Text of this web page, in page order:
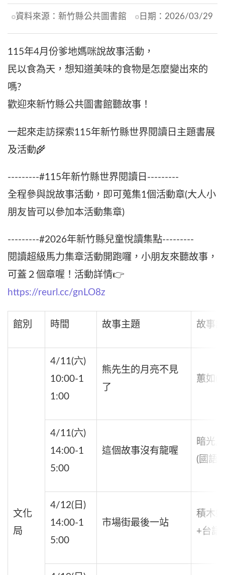
資料來源：新竹縣公共圖書館 日期： 2026/03/29
115年4月份爹地媽咪說故事活動，
民以食為天，想知道美味的食物是怎麼變出來的
嗎?
歡迎來新竹縣公共圖書館聽故事！
一起來走訪探索115年新竹縣世界閱讀日主題書展
及活動🌾
---------#115年新竹縣世界閱讀日---------
全程參與說故事活動，即可蒐集1個活動章(大人小
朋友皆可以參加本活動集章)
---------#2026年新竹縣兒童悅讀集點---------
閱讀超級馬力集章活動開跑囉，小朋友來聽故事，
可蓋２個章喔！活動詳情👉
https://reurl.cc/gnLO8z
館別 時間 故事主題 故事
文化
局
4/11(六)
10:00-1
1:00
熊先生的月亮不見
了
蕙如(
4/11(六)
14:00-1
5:00
這個故事沒有龍喔
暗光
(國語
4/12(日)
14:00-1
5:00
市場街最後一站
積木
+台語)